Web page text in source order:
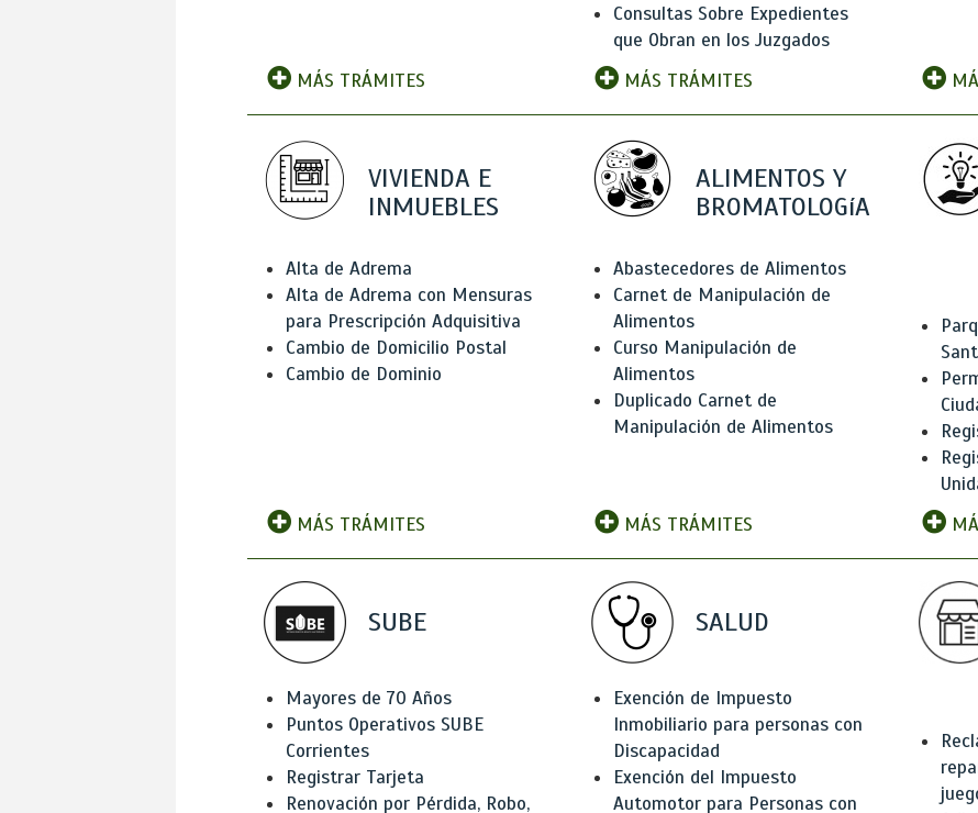
MÁS TRÁMITES
Consultas Sobre Expedientes
que Obran en los Juzgados
MÁS TRÁMITES
VIVIENDA E
INMUEBLES
Alta de Adrema
Alta de Adrema con Mensuras
para Prescripción Adquisitiva
Cambio de Domicilio Postal
Cambio de Dominio
MÁS TRÁMITES
ALIMENTOS Y
BROMATOLOGíA
Abastecedores de Alimentos
Carnet de Manipulación de
Alimentos
Curso Manipulación de
Alimentos
Duplicado Carnet de
Manipulación de Alimentos
MÁS TRÁMITES
SUBE
Mayores de 70 Años
Puntos Operativos SUBE
Corrientes
Registrar Tarjeta
Renovación por Pérdida, Robo,
SALUD
Exención de Impuesto
Inmobiliario para personas con
Discapacidad
Exención del Impuesto
Automotor para Personas con